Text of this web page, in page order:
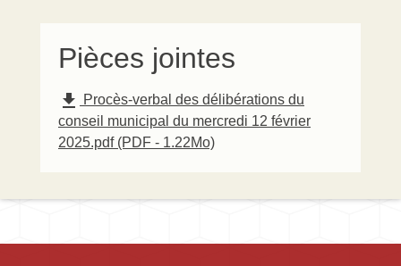
Pièces jointes
file_download
Procès-verbal des délibérations du
conseil municipal du mercredi 12 février
2025.pdf (PDF - 1.22Mo)